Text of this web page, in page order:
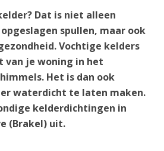
Dat is niet alleen
spullen, maar ook
Vochtige kelders
je woning in het
Het is dan ook
waterdicht te laten maken.
kelderdichtingen in
(Brakel) uit.